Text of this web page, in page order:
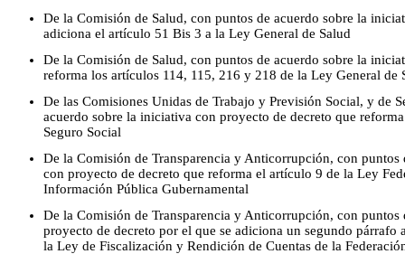
De la Comisión de Salud, con puntos de acuerdo sobre la
adiciona el artículo 51 Bis 3 a la Ley General de Salud
De la Comisión de Salud, con puntos de acuerdo sobre la
reforma los artículos 114, 115, 216 y 218 de la Ley General de
De las Comisiones Unidas de Trabajo y Previsión Social, y de
acuerdo sobre la iniciativa con proyecto de decreto que
Seguro Social
De la Comisión de Transparencia y Anticorrupción, con
con proyecto de decreto que reforma el artículo 9 de la Ley
Información Pública Gubernamental
De la Comisión de Transparencia y Anticorrupción, con
proyecto de decreto por el que se adiciona un segundo
la Ley de Fiscalización y Rendición de Cuentas de la